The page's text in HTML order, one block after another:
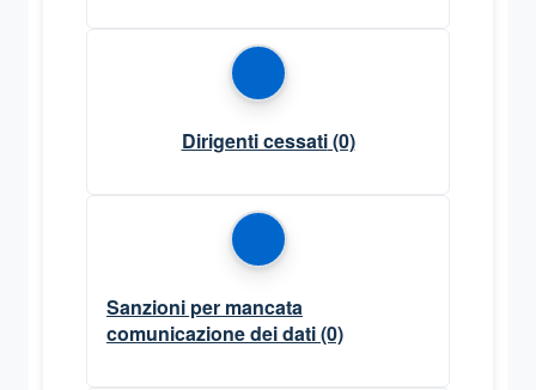
Dirigenti cessati(0)
Sanzioni per mancata
comunicazione dei dati(0)